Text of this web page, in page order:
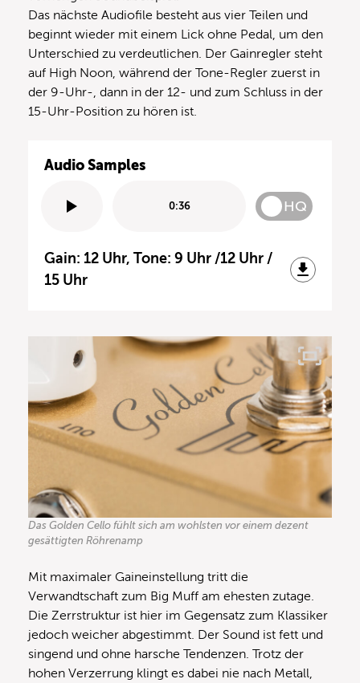
Das nächste Audiofile besteht aus vier Teilen und
beginnt wieder mit einem Lick ohne Pedal, um den
Unterschied zu verdeutlichen. Der Gainregler steht
auf High Noon, während der Tone-Regler zuerst in
der 9-Uhr-, dann in der 12- und zum Schluss in der
15-Uhr-Position zu hören ist.
Audio Samples
0:36 HQ
Gain: 12 Uhr, Tone: 9 Uhr /12 Uhr /
15 Uhr
Das Golden Cello fühlt sich am wohlsten vor einem dezent
gesättigten Röhrenamp
Mit maximaler Gaineinstellung tritt die
Verwandtschaft zum Big Muff am ehesten zutage.
Die Zerrstruktur ist hier im Gegensatz zum Klassiker
jedoch weicher abgestimmt. Der Sound ist fett und
singend und ohne harsche Tendenzen. Trotz der
hohen Verzerrung klingt es dabei nie nach Metall,